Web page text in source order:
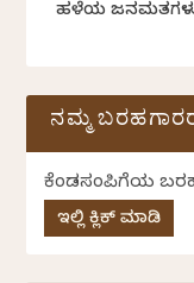
ಹಳೆಯ
ನಮ್ಮ
ಕೆಂಡಸಂಪಿಗೆಯ
ಇಲ್ಲಿ ಕ್ಲಿಕ್ ಮಾಡಿ